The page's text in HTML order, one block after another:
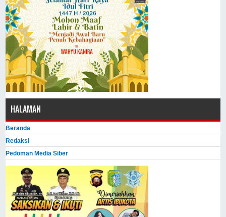
HALAMAN
Beranda
Redaksi
Pedoman Media Siber